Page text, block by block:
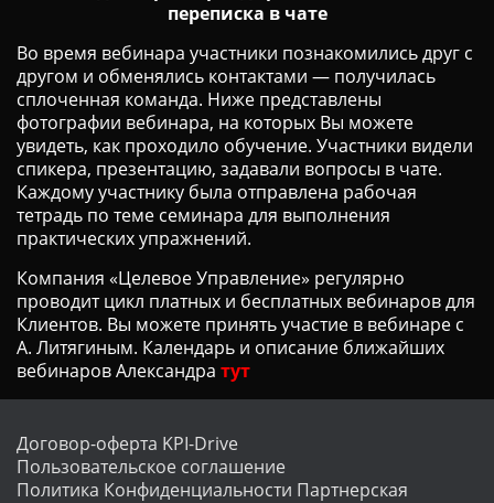
переписка в чате
Во время вебинара участники познакомились друг с
другом и обменялись контактами — получилась
сплоченная команда. Ниже представлены
фотографии вебинара, на которых Вы можете
увидеть, как проходило обучение. Участники видели
спикера, презентацию, задавали вопросы в чате.
Каждому участнику была отправлена рабочая
тетрадь по теме семинара для выполнения
практических упражнений.
Компания «Целевое Управление» регулярно
проводит цикл платных и бесплатных вебинаров для
Клиентов. Вы можете принятьучастие в вебинаре с
А. Литягиным. Календарь и описание ближайших
вебинаров Александра тут
Договор-оферта KPI-Drive
Пользовательское соглашение
Политика Конфиденциальности Партнерская